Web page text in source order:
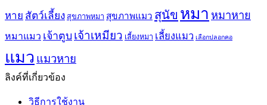
หาย สัตว์เลี้ยง สุขภาพหมา สุขภาพแมว สุนัข หมา หมาหาย
หมาแมว เจ้าตูบ เจ้าเหมียว เลี้ยงหมา เลี้ยงแมว เลือกปลอกคอ
แมว แมวหาย
ลิงค์ที่เกี่ยวข้อง
วิธีการใช้งาน